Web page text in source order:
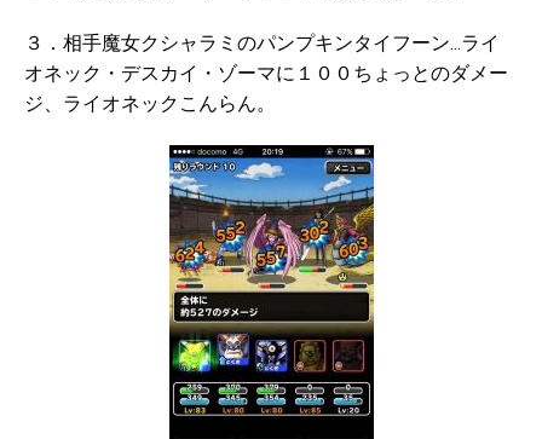
３．相手魔女クシャラミのパンプキンタイフーン…ライ
オネック・デスカイ・ゾーマに１００ちょっとのダメー
ジ、ライオネックこんらん。